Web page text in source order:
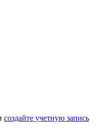
создайте учетную запись